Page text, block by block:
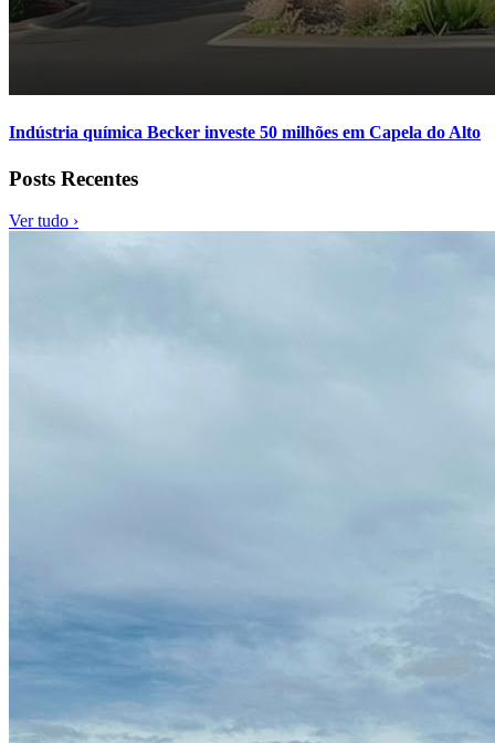
Indústria química Becker investe 50 milhões em Capela do Alto
Posts Recentes
Ver tudo ›